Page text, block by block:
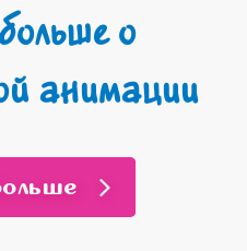
о
анимации